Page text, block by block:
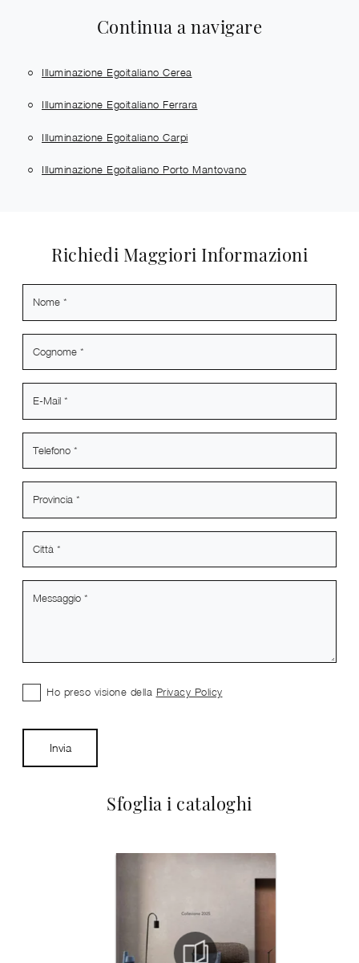
Continua a navigare
Illuminazione Egoitaliano Cerea
Illuminazione Egoitaliano Ferrara
Illuminazione Egoitaliano Carpi
Illuminazione Egoitaliano Porto Mantovano
Sfoglia i cataloghi
Richiedi Maggiori Informazioni
Ho preso visione della Privacy Policy
Invia